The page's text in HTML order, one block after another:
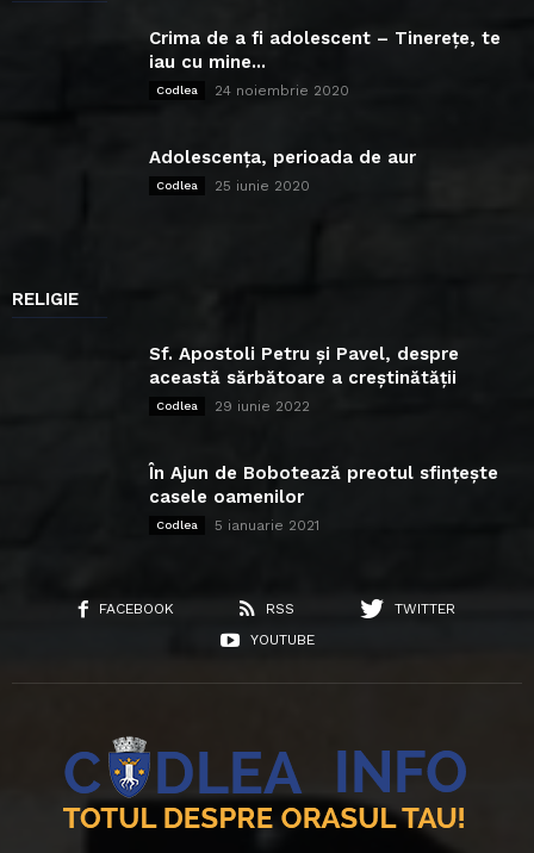
Crima de a fi adolescent – Tinerețe, te
iau cu mine...
Codlea 24 noiembrie 2020
Adolescența, perioada de aur
Codlea 25 iunie 2020
RELIGIE
Sf. Apostoli Petru și Pavel, despre
această sărbătoare a creștinătății
Codlea 29 iunie 2022
În Ajun de Bobotează preotul sfințește
casele oamenilor
Codlea 5 ianuarie 2021
FACEBOOK RSS
TWITTER
YOUTUBE